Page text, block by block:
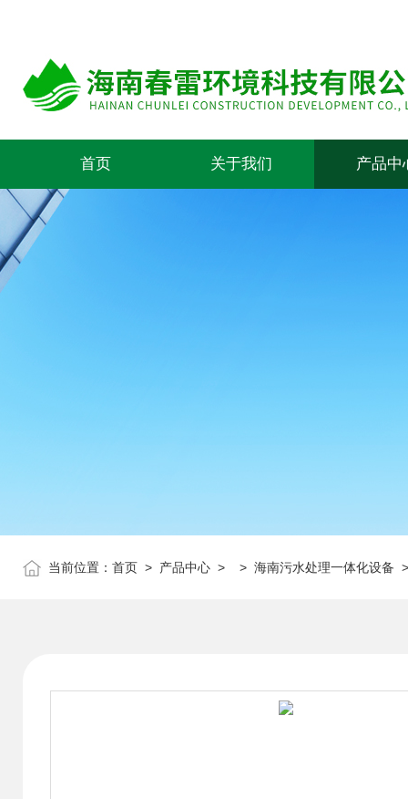
首页 关于我们 产品中
当前位置： 首页 > 产品中心 > > 海南污水处理一体化设备